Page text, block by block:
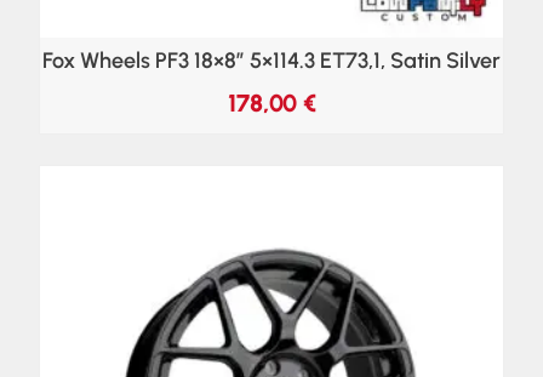
Fox Wheels PF3 18×8″ 5×114.3 ET73,1, Satin Silver
178,00 €